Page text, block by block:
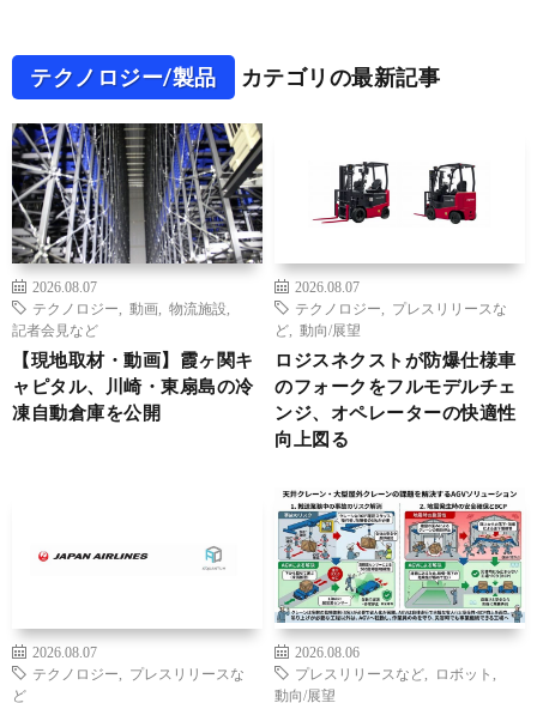
テクノロジー/製品 カテゴリの最新記事
2026.08.07
テクノロジー
動画 物流施設
記者会見など
【現地取材・動画】霞ヶ関キ
ャピタル、川崎・東扇島の冷
凍自動倉庫を公開
2026.08.07
テクノロジー
プレスリリースな
ど
動向/展望
ロジスネクストが防爆仕様車
のフォークをフルモデルチェ
ンジ、オペレーターの快適性
向上図る
2026.08.07
テクノロジー
プレスリリースな
ど
2026.08.06
プレスリリースなど
ロボット
動向/展望